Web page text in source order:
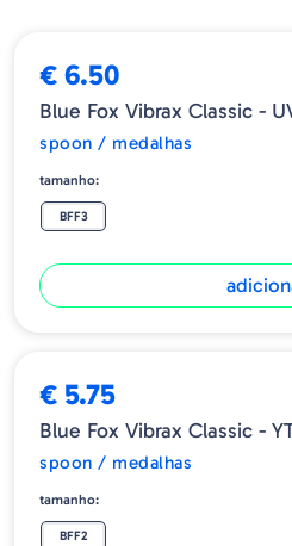
BFF3 8g
€ 6.50
Blue Fox Vibrax Classic -
spoon / medalhas
tamanho:
BFF3
€ 5.75
Blue Fox Vibrax Classic -
spoon / medalhas
tamanho:
BFF2